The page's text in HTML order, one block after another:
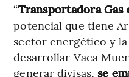
“Transportadora Gas
potencial que tiene
sector energético y
desarrollar Vaca
generar divisas,se